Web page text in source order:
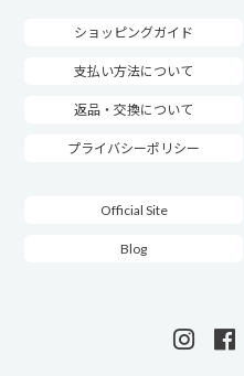
ショッピングガイド
支払い方法について
返品・交換について
プライバシーポリシー
Official Site
Blog